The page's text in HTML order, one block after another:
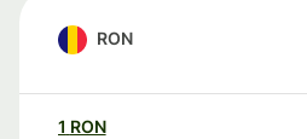
RON
1 RON